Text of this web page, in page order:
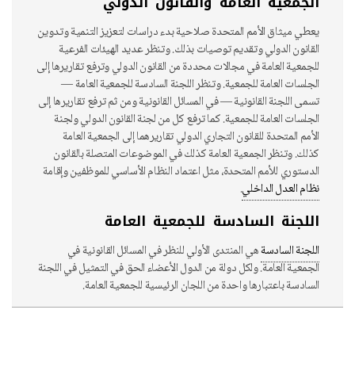
يعطي ميثاق الأمم المتحدة صلاحية بدء دراسات لتعزيز التنمية وتدوين
القانون الدولي وتقديم توصيات بذلك. وتنظر عديد الهيئات الفرعية
للجمعية العامة في مجالات محددة من القانون الدولي وترفع تقاريرها إلى
الجلسات العامة للجمعية. وتنظر اللجنة السادسة للجمعية العامة —
تسمى اللجنة القانونية — في المسائل القانونية ومن ثم ترفع تقاريرها إلى
الجلسات العامة للجمعية. كما ترفع كل من لجنة القانون الدولي ولجنة
الأمم المتحدة للقانون التجاري الدولي تقاريرهما إلى الجمعية العامة
كذلك. وتنظر الجمعية العامة كذلك في الموضوعات المتصلة بالقانون
الدستوري للأمم المتحدة، مثل اعتماد النظام الأساسي للموظفين وإقامة
نظام العدل الداخلي.
اللجنة السادسة للجمعية العامة
اللجنة السادسةهي المنتدى الأولي للنظر في المسائل القانونية في
الجمعية العامة. ولكل دولة من الدول الأعضاء الحق في التمثيل في اللجنة
السادسة باعتبارها واحدة من اللجان الرئيسية للجمعية العامة.